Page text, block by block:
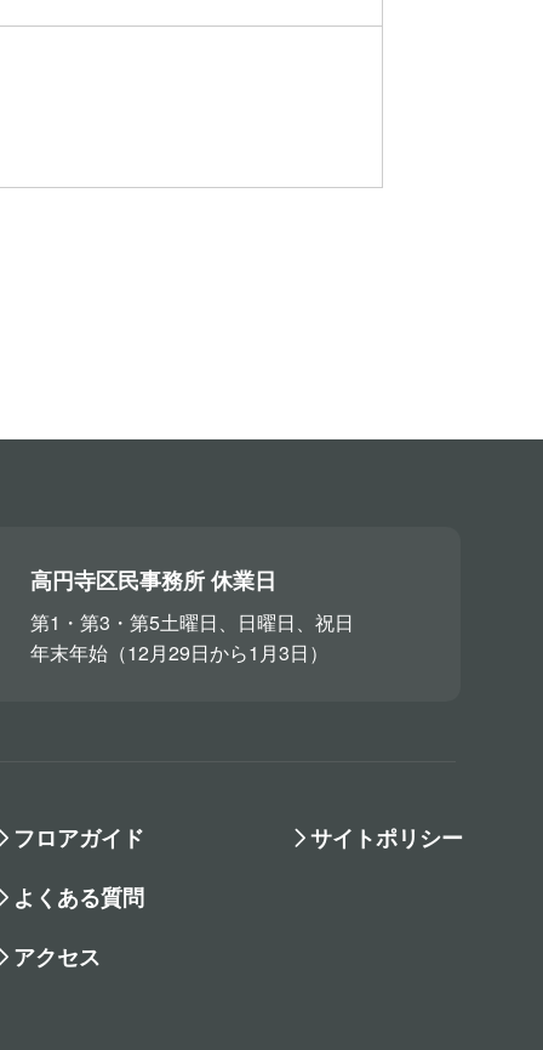
高円寺区民事務所 休業日
第1・第3・第5土曜日、日曜日、祝日
年末年始（12月29日から1月3日）
フロアガイド
よくある質問
アクセス
サイトポリシー